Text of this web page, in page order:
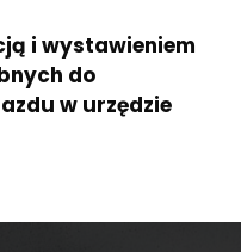
i wystawieniem
do
w urzędzie